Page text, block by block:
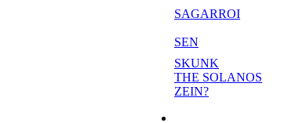
SAGARROI
SEN
SKUNK
THE SOLANOS
ZEIN?